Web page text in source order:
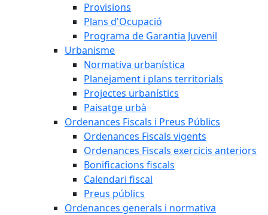
Provisions
Plans d'Ocupació
Programa de Garantia Juvenil
Urbanisme
Normativa urbanística
Planejament i plans territorials
Projectes urbanístics
Paisatge urbà
Ordenances Fiscals i Preus Públics
Ordenances Fiscals vigents
Ordenances Fiscals exercicis anteriors
Bonificacions fiscals
Calendari fiscal
Preus públics
Ordenances generals i normativa